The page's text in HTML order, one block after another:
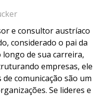
e consultor austríaco
considerado o pai da
de sua carreira,
empresas, ele
comunicação são um
Se lideres e